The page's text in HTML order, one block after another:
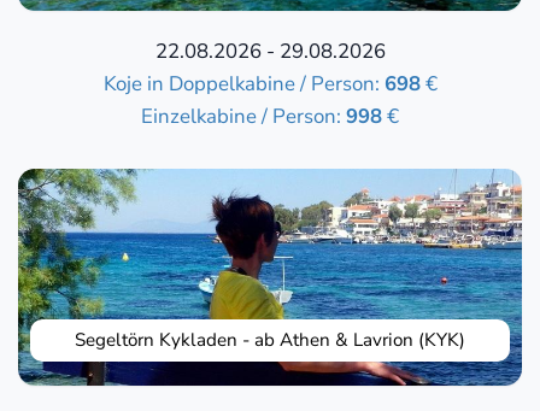
22.08.2026 - 29.08.2026
Koje in Doppelkabine / Person: 698€
Einzelkabine / Person: 998€
Segeltörn Kykladen - ab Athen & Lavrion (KYK)